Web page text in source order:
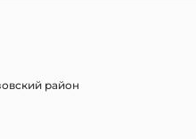
район